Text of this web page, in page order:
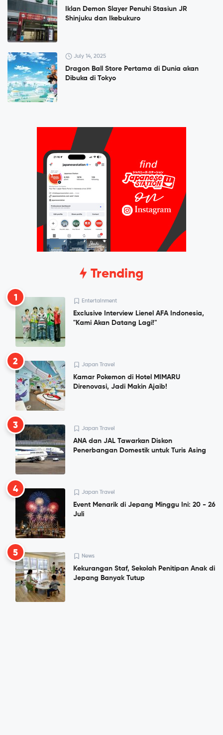
Iklan Demon Slayer Penuhi Stasiun JR
Shinjuku dan Ikebukuro
July 14, 2025
Dragon Ball Store Pertama di Dunia akan
Dibuka di Tokyo
Trending
1 Entertainment
Exclusive Interview Lienel AFA Indonesia,
"Kami Akan Datang Lagi!"
2 Japan Travel
Kamar Pokemon di Hotel MIMARU
Direnovasi, Jadi Makin Ajaib!
3 Japan Travel
ANA dan JAL Tawarkan Diskon
Penerbangan Domestik untuk Turis Asing
4 Japan Travel
Event Menarik di Jepang Minggu Ini: 20 - 26
Juli
5 News
Kekurangan Staf, Sekolah Penitipan Anak di
Jepang Banyak Tutup